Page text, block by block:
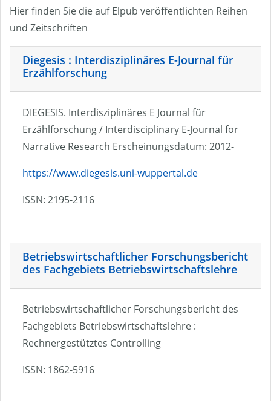
Hier finden Sie die auf Elpub veröffentlichten Reihen
und Zeitschriften
Diegesis : Interdisziplinäres E-Journal für
Erzählforschung
DIEGESIS. Interdisziplinäres E Journal für
Erzählforschung / Interdisciplinary E-Journal for
Narrative Research Erscheinungsdatum: 2012-
https://www.diegesis.uni-wuppertal.de
ISSN: 2195-2116
Betriebswirtschaftlicher Forschungsbericht
des Fachgebiets Betriebswirtschaftslehre
Betriebswirtschaftlicher Forschungsbericht des
Fachgebiets Betriebswirtschaftslehre :
Rechnergestütztes Controlling
ISSN: 1862-5916